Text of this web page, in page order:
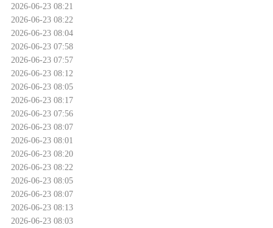
2026-06-23 08:21
2026-06-23 08:22
2026-06-23 08:04
2026-06-23 07:58
2026-06-23 07:57
2026-06-23 08:12
2026-06-23 08:05
2026-06-23 08:17
2026-06-23 07:56
2026-06-23 08:07
2026-06-23 08:01
2026-06-23 08:20
2026-06-23 08:22
2026-06-23 08:05
2026-06-23 08:07
2026-06-23 08:13
2026-06-23 08:03